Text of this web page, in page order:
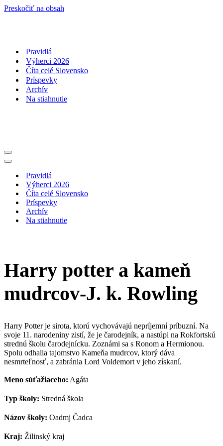
Preskočiť na obsah
Pravidlá
Výherci 2026
Číta celé Slovensko
Príspevky
Archív
Na stiahnutie
Menu
navigácie
Menu
navigáciePravidlá
Výherci 2026
Číta celé Slovensko
Príspevky
Archív
Na stiahnutie
Harry potter a kameň
mudrcov-J. k. Rowling
Harry Potter je sirota, ktorú vychovávajú nepríjemní príbuzní. Na
svoje 11. narodeniny zistí, že je čarodejník, a nastúpi na Rokfortskú
strednú školu čarodejnícku. Zoznámi sa s Ronom a Hermionou.
Spolu odhalia tajomstvo Kameňa mudrcov, ktorý dáva
nesmrteľnosť, a zabránia Lord Voldemort v jeho získaní.
Meno súťažiaceho: Agáta
Typ školy: Stredná škola
Názov školy: Oadmj Čadca
Kraj: Žilinský kraj